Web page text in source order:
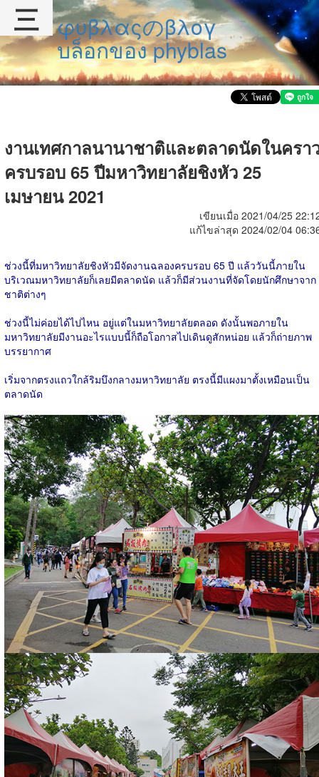
φυβλαςのβλογ
บล็อกของ phyblas
งานเทศกาลนานาชาติและตลาดนัดในครา
ครบรอบ 65 ปีมหาวิทยาลัยชิงหัว 25
เมษายน 2021
เขียนเมื่อ 2021/04/25
แก้ไขล่าสุด 2024/02/04
ช่วงนี้ที่มหาวิทยาลัยชิงหัวมีจัดงานฉลองครบรอบ 65 ปี แล้ววันนี้ภายใน
บริเวณมหาวิทยาลัยก็เลยมีตลาดนัด แล้วก็มีส่วนงานที่จัดโดยนักศึกษาจาก
ชาติต่างๆ
ช่วงนี้ไม่ค่อยได้ไปไหน อยู่แต่ในมหาวิทยาลัยตลอด ดังนั้นพอภายใน
มหาวิทยาลัยมีงานอะไรแบบนี้ก็ถือโอกาสไปเดินดูสักหน่อย แล้วก็ถ่ายภาพ
บรรยากาศ
เริ่มจากตรงแถวใกล้ริมบึงกลางมหาวิทยาลัย ตรงนี้มีแผงมาตั้งเหมือนเป็น
ตลาดนัด
三